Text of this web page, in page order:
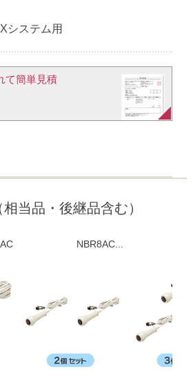
システム用
て簡単見積​
当品・後継品含む）
NBR8AC...